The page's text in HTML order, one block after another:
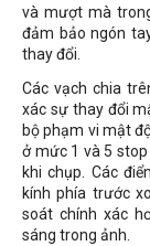
và mượt mà
đảm bảo ngón
thay đổi.
Các vạch chia
xác sự thay đổi
bộ phạm vi mật
ở mức 1 và 5
khi chụp. Các
kính phía trước
soát chính xác
sáng trong ảnh.